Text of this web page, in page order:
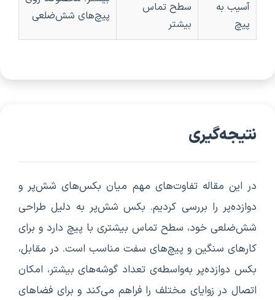
آسیب به
پیچ
سطح تماس
بیشتر
پیچ‌های شش‌ضلعی
نتیجه‌گیری
در این مقاله تفاوت‌های مهم میان بکس‌های شش‌پر و
دوازده‌پر را بررسی کردیم. بکس شش‌پر به دلیل طراحی
شش‌ضلعی خود، سطح تماس بیشتری با پیچ دارد و برای
کارهای سنگین و پیچ‌های سفت مناسب است. در مقابل،
بکس دوازده‌پر به‌واسطه‌ی تعداد گوشه‌های بیشتر، امکان
اتصال در زوایای مختلف را فراهم می‌کند و برای فضاهای